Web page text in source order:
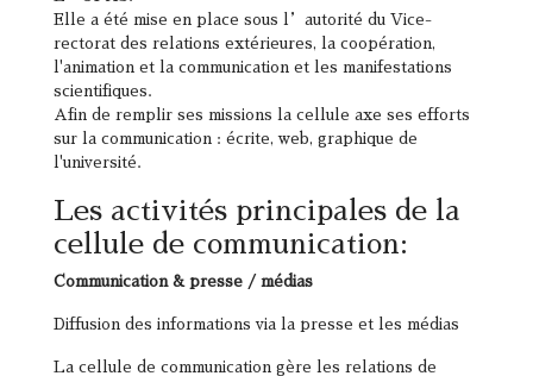
Elle a été mise en place sous l’autorité du Vice-
rectorat des relations extérieures, la coopération,
l'animation et la communication et les manifestations
scientifiques.
Afin de remplir ses missions la cellule axe ses efforts
sur la communication : écrite, web, graphique de
l'université.
Les activités principales de la
cellule de communication:
Communication & presse / médias
Diffusion des informations via la presse et les médias
La cellule de communication gère les relations de